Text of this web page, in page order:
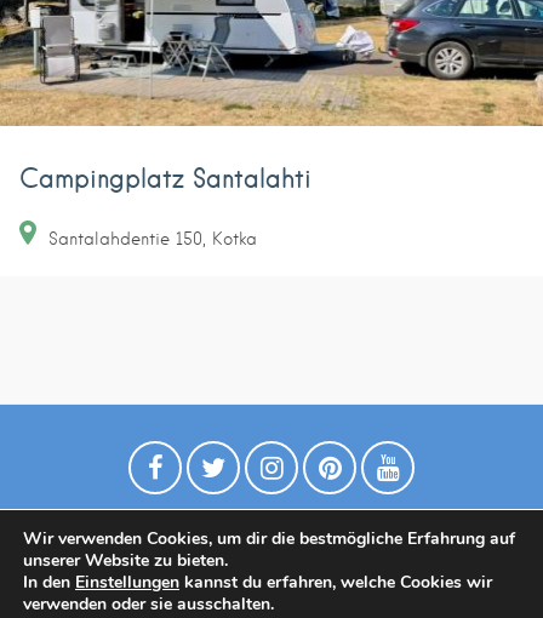
Campingplatz Santalahti
Santalahdentie 150 Kotka
Datenschutzrichtlinie
Wir verwenden Cookies, um dir die bestmögliche Erfahrung auf
unserer Website zu bieten.
In den Einstellungen kannst du erfahren, welche Cookies wir
verwenden oder sie ausschalten.